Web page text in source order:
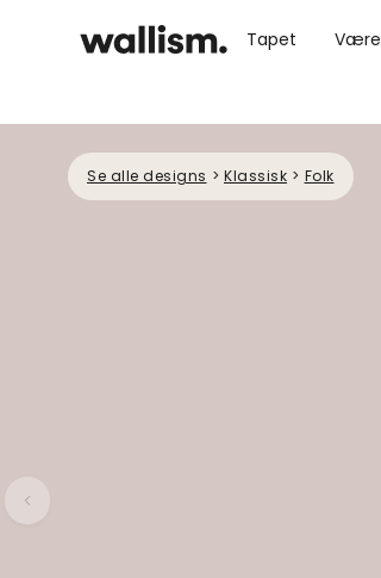
Tapet
Se alle designs > Klassisk > Folk